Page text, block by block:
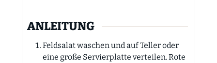
ANLEITUNG
Feldsalat waschen und auf Teller oder
eine große Servierplatte verteilen. Rote